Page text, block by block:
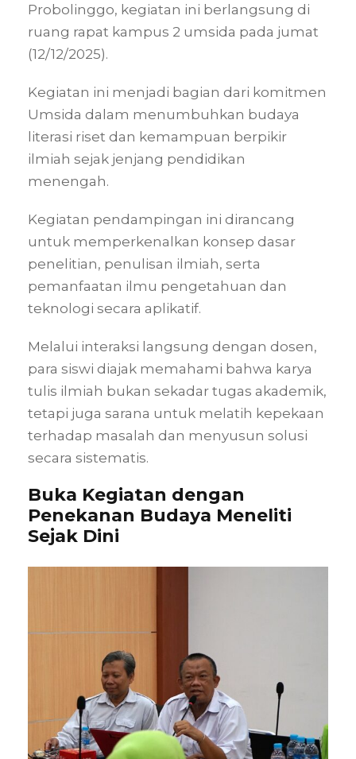
Probolinggo, kegiatan ini berlangsung di
ruang rapat kampus 2 umsida pada jumat
(12/12/2025).
Kegiatan ini menjadi bagian dari komitmen
Umsida dalam menumbuhkan budaya
literasi riset dan kemampuan berpikir
ilmiah sejak jenjang pendidikan
menengah.
Kegiatan pendampingan ini dirancang
untuk memperkenalkan konsep dasar
penelitian, penulisan ilmiah, serta
pemanfaatan ilmu pengetahuan dan
teknologi secara aplikatif.
Melalui interaksi langsung dengan dosen,
para siswi diajak memahami bahwa karya
tulis ilmiah bukan sekadar tugas akademik,
tetapi juga sarana untuk melatih kepekaan
terhadap masalah dan menyusun solusi
secara sistematis.
Buka Kegiatan dengan
Penekanan Budaya Meneliti
Sejak Dini